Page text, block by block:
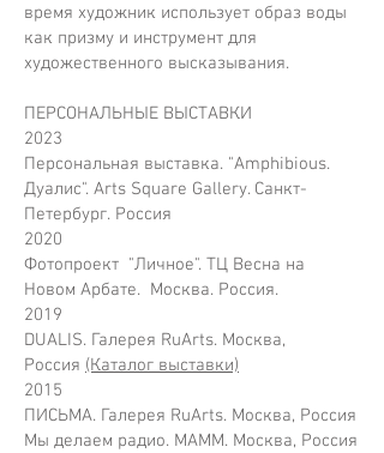
время художник использует образ воды
как призму и инструмент для
художественного высказывания.
ПЕРСОНАЛЬНЫЕ ВЫСТАВКИ
2023
Персональная выставка. "Amphibious.
Дуалис". Arts Square Gallery. Санкт-
Петербург. Россия
2020
Фотопроект "Личное". ТЦ Весна на
Новом Арбате. Москва. Россия.
2019
DUALIS. Галерея RuArts. Москва,
Россия (Каталог выставки)
2015
ПИСЬМА. Галерея RuArts. Москва, Россия
Мы делаем радио. МАММ. Москва, Россия